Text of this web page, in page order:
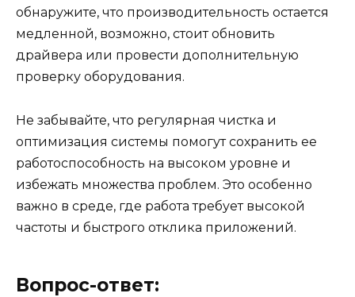
обнаружите, что производительность остается
медленной, возможно, стоит обновить
драйвера или провести дополнительную
проверку оборудования.
Не забывайте, что регулярная чистка и
оптимизация системы помогут сохранить ее
работоспособность на высоком уровне и
избежать множества проблем. Это особенно
важно в среде, где работа требует высокой
частоты и быстрого отклика приложений.
Вопрос-ответ: